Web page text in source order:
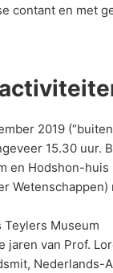
contant en met
2019
15.30 uur.
en Hodshon-huis
Teylers Museum
jaren van Prof.
Nederlands-